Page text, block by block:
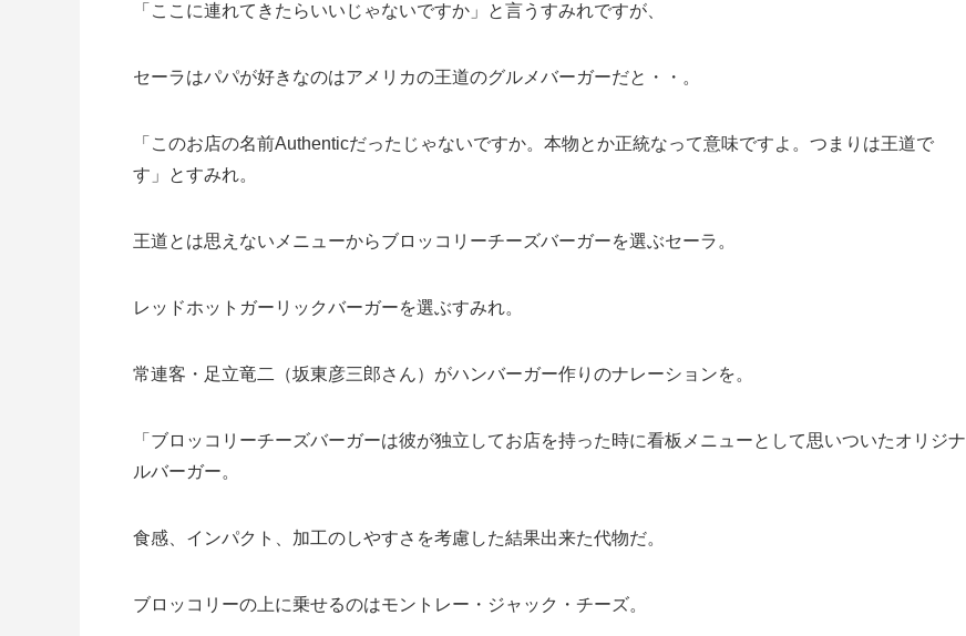
「ここに連れてきたらいいじゃないですか」と言うすみれですが、
セーラはパパが好きなのはアメリカの王道のグルメバーガーだと・・。
「このお店の名前Authenticだったじゃないですか。本物とか正統なって意味ですよ。つまりは王道で
す」とすみれ。
王道とは思えないメニューからブロッコリーチーズバーガーを選ぶセーラ。
レッドホットガーリックバーガーを選ぶすみれ。
常連客・足立竜二（坂東彦三郎さん）がハンバーガー作りのナレーションを。
「ブロッコリーチーズバーガーは彼が独立してお店を持った時に看板メニューとして思いついたオリジナ
ルバーガー。
食感、インパクト、加工のしやすさを考慮した結果出来た代物だ。
ブロッコリーの上に乗せるのはモントレー・ジャック・チーズ。